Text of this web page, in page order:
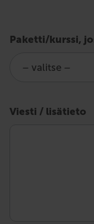
Tiedustele
ajotaidon
-
Paketti/kurssi,
Viesti / lisätieto